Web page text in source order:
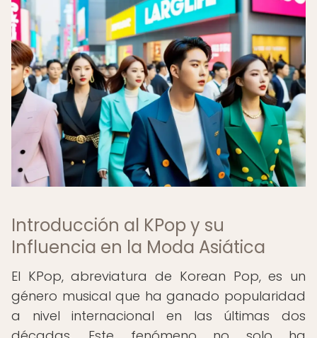
Introducción al KPop y su
Influencia en la Moda Asiática
El KPop, abreviatura de Korean Pop, es un
género musical que ha ganado popularidad
a nivel internacional en las últimas dos